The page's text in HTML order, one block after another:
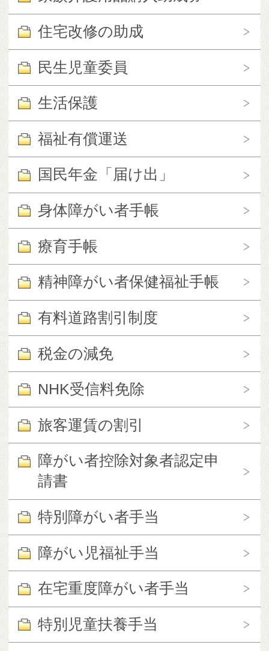
住宅改修の助成
民生児童委員
生活保護
福祉有償運送
国民年金「届け出」
身体障がい者手帳
療育手帳
精神障がい者保健福祉手帳
有料道路割引制度
税金の減免
NHK受信料免除
旅客運賃の割引
障がい者控除対象者認定申
請書
特別障がい者手当
障がい児福祉手当
在宅重度障がい者手当
特別児童扶養手当